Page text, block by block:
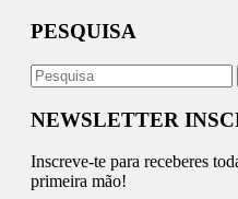
PESQUISA
NEWSLETTER
Inscreve-te para receberes
primeira mão!